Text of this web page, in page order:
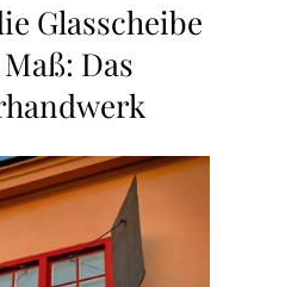
Glasscheibe
Das